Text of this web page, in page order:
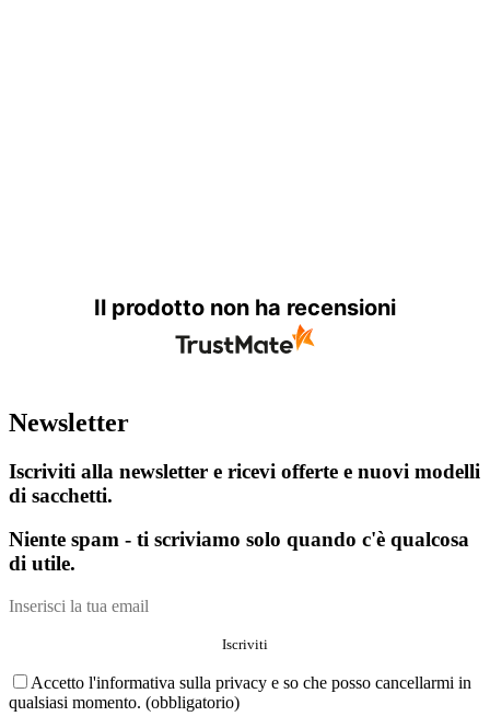
Il prodotto non ha recensioni
Newsletter
Iscriviti alla newsletter e ricevi offerte e nuovi modelli
di sacchetti.
Niente spam - ti scriviamo solo quando c'è qualcosa
di utile.
Accetto l'informativa sulla privacy e so che posso cancellarmi in
qualsiasi momento. (obbligatorio)